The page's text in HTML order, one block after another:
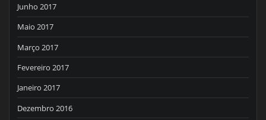
Junho 2017
Maio 2017
Março 2017
Fevereiro 2017
Janeiro 2017
Dezembro 2016